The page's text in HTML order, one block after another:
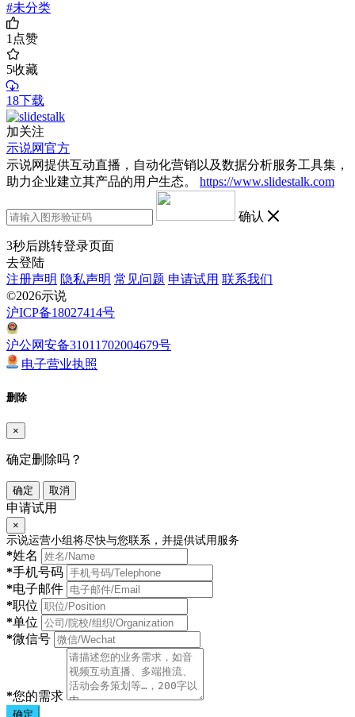
#未分类
1点赞
5收藏
18下载
加关注
示说网官方
示说网提供互动直播，自动化营销以及数据分析服务工具集，
助力企业建立其产品的用户生态。
https://www.slidestalk.com
确认
3秒后跳转登录页面
去登陆
注册声明 隐私声明 常见问题 申请试用 联系我们
©2026示说
沪ICP备18027414号
沪公网安备31011702004679号
电子营业执照
删除
×
确定删除吗？
确定 取消
申请试用
×
示说运营小组将尽快与您联系，并提供试用服务
*姓名
*手机号码
*电子邮件
*职位
*单位
*微信号
*您的需求
确定